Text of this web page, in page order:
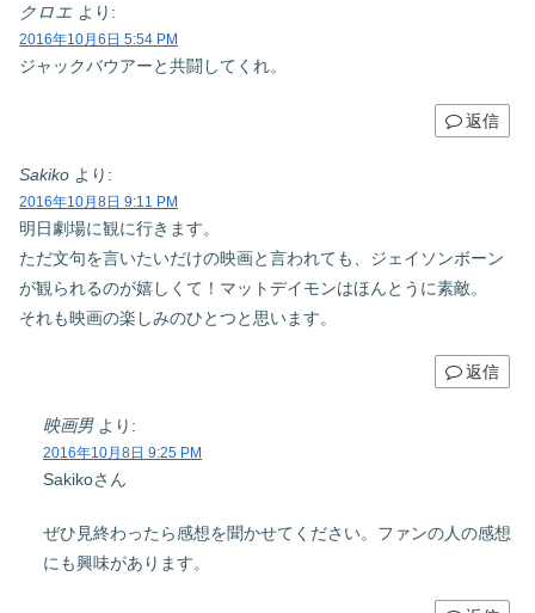
クロエ より:
2016年10月6日 5:54 PM
ジャックバウアーと共闘してくれ。
返信
Sakiko より:
2016年10月8日 9:11 PM
明日劇場に観に行きます。
ただ文句を言いたいだけの映画と言われても、ジェイソンボーン
が観られるのが嬉しくて！マットデイモンはほんとうに素敵。
それも映画の楽しみのひとつと思います。
返信
映画男 より:
2016年10月8日 9:25 PM
Sakikoさん
ぜひ見終わったら感想を聞かせてください。ファンの人の感想
にも興味があります。